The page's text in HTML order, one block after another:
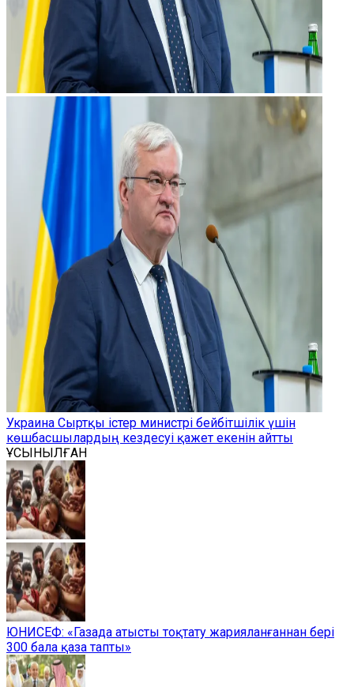
Украина Сыртқы істер министрі бейбітшілік үшін
көшбасшылардың кездесуі қажет екенін айтты
ҰСЫНЫЛҒАН
ЮНИСЕФ: «Газада атысты тоқтату жарияланғаннан бері
300 бала қаза тапты»